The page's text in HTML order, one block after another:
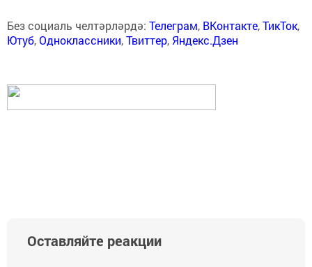
Без социаль челтәрләрдә: Телеграм, ВКонтакте,ТикТок,
Ютуб,Одноклассники,Твиттер, Яндекс.Дзен
Оставляйте реакции